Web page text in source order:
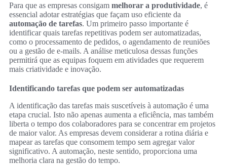
Para que as empresas consigam melhorar a produtividade, é
essencial adotar estratégias que façam uso eficiente da
automação de tarefas. Um primeiro passo importante é
identificar quais tarefas repetitivas podem ser automatizadas,
como o processamento de pedidos, o agendamento de reuniões
ou a gestão de e-mails. A análise meticulosa dessas funções
permitirá que as equipas foquem em atividades que requerem
mais criatividade e inovação.
Identificando tarefas que podem ser automatizadas
A identificação das tarefas mais suscetíveis à automação é uma
etapa crucial. Isto não apenas aumenta a eficiência, mas também
liberta o tempo dos colaboradores para se concentrar em projetos
de maior valor. As empresas devem considerar a rotina diária e
mapear as tarefas que consomem tempo sem agregar valor
significativo. A automação, neste sentido, proporciona uma
melhoria clara na gestão do tempo.